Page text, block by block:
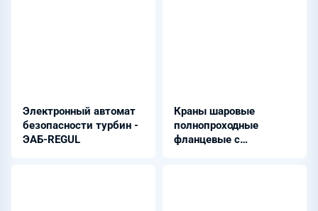
Электронный автомат
безопасности турбин -
ЭАБ-REGUL
Краны шаровые
полнопроходные
фланцевые с